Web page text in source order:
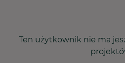
Ten użytkownik nie ma